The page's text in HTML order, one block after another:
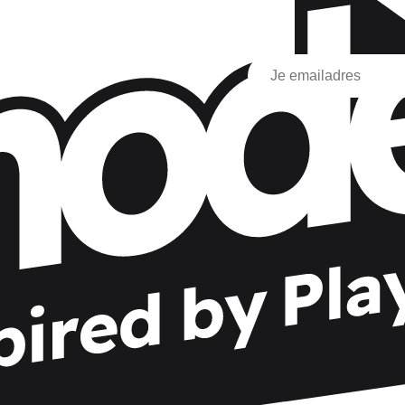
inhoud te ontdekken op basis van
Ik ga akkoord met het
via e-mail en via sociale
Asmodee Group
U kan zich op elk moment
Voor meer informatie over